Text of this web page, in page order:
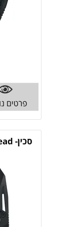
פרטים